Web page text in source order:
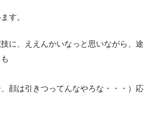
す。
に、ええんかいなっと思いながら、途
顔は引きつってんなやろな・・・）応